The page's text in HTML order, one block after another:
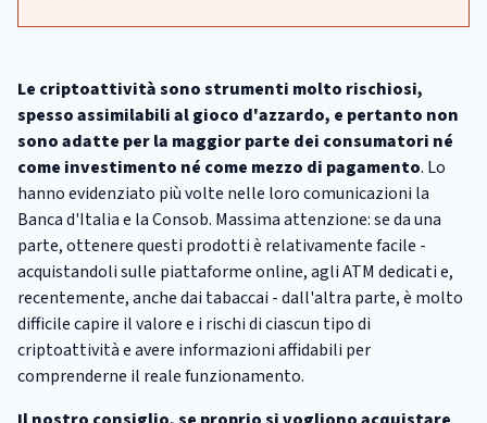
Le criptoattività sono strumenti molto rischiosi,
spesso assimilabili al gioco d'azzardo, e pertanto non
sono adatte per la maggior parte dei consumatori né
come investimento né come mezzo di pagamento. Lo
hanno evidenziato più volte nelle loro comunicazioni la
Banca d'Italia e la Consob. Massima attenzione: se da una
parte, ottenere questi prodotti è relativamente facile -
acquistandoli sulle piattaforme online, agli ATM dedicati e,
recentemente, anche dai tabaccai - dall'altra parte, è molto
difficile capire il valore e i rischi di ciascun tipo di
criptoattività e avere informazioni affidabili per
comprenderne il reale funzionamento.